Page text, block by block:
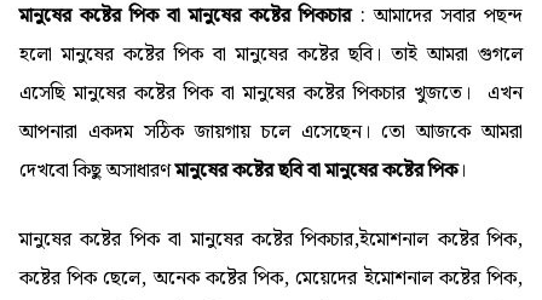
মানুষের কষ্টের পিক বা মানুষের কষ্টের পিকচার: আমাদের সবার পছন্দ
হলো মানুষের কষ্টের পিক বা মানুষের কষ্টের ছবি। তাই আমরা গুগলে
এসেছি মানুষের কষ্টের পিক বা মানুষের কষ্টের পিকচার খুজতে। এখন
আপনারা একদম সঠিক জায়গায় চলে এসেছেন। তো আজকে আমরা
দেখবো কিছু অসাধারণমানুষের কষ্টের ছবি বা মানুষের কষ্টের পিক।
মানুষের কষ্টের পিক বা মানুষের কষ্টের পিকচার,ইমোশনাল কষ্টের পিক,
কষ্টের পিক ছেলে, অনেক কষ্টের পিক, মেয়েদের ইমোশনাল কষ্টের পিক,